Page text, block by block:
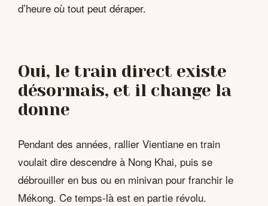
d’heure où tout peut déraper.
Oui, le train direct existe
désormais, et il change la
donne
Pendant des années, rallier Vientiane en train
voulait dire descendre à Nong Khai, puis se
débrouiller en bus ou en minivan pour franchir le
Mékong. Ce temps-là est en partie révolu.